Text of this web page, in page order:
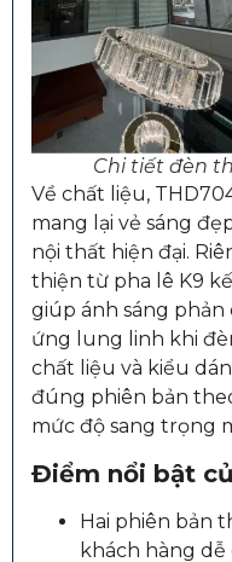
Chi tiết đèn
Về chất liệu,
mang lại vẻ sáng
nội thất hiện đại.
thiện từ pha lê K9
giúp ánh sáng
ứng lung linh khi
chất liệu và kiểu
đúng phiên bản
mức độ sang trọng
Điểm nổi bật
Hai phiên bản
khách hàng